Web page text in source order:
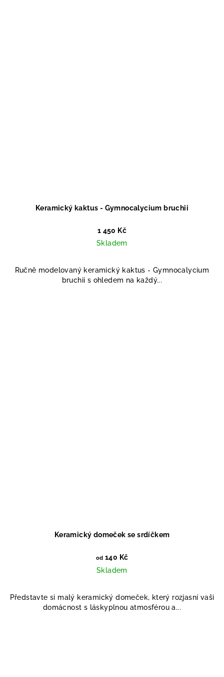
Keramický kaktus - Gymnocalycium bruchii
1 450 Kč
Skladem
Ručně modelovaný keramický kaktus - Gymnocalycium
bruchii s ohledem na každý...
Keramický domeček se srdíčkem
od 140 Kč
Skladem
Představte si malý keramický domeček, který rozjasní vaši
domácnost s láskyplnou atmosférou a...